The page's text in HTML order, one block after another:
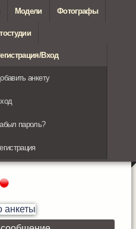
Модели Фотографы
Вход
анкету
пароль?